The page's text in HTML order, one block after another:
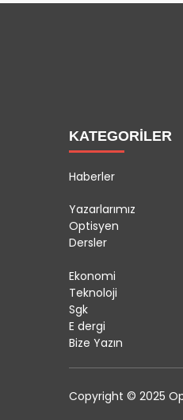
KATEGORİLER
Haberler
Yazarlarımız
Optisyen
Dersler
Ekonomi
Teknoloji
Sgk
E dergi
Bize Yazın
Copyright © 2025